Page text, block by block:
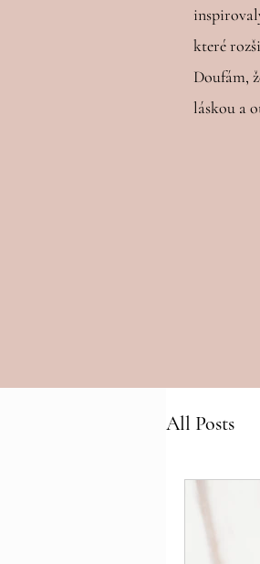
které
Doufám,
láskou a
All Posts